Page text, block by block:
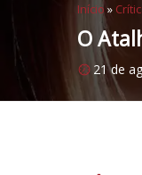
sétima
arte
Início »
O
21 de